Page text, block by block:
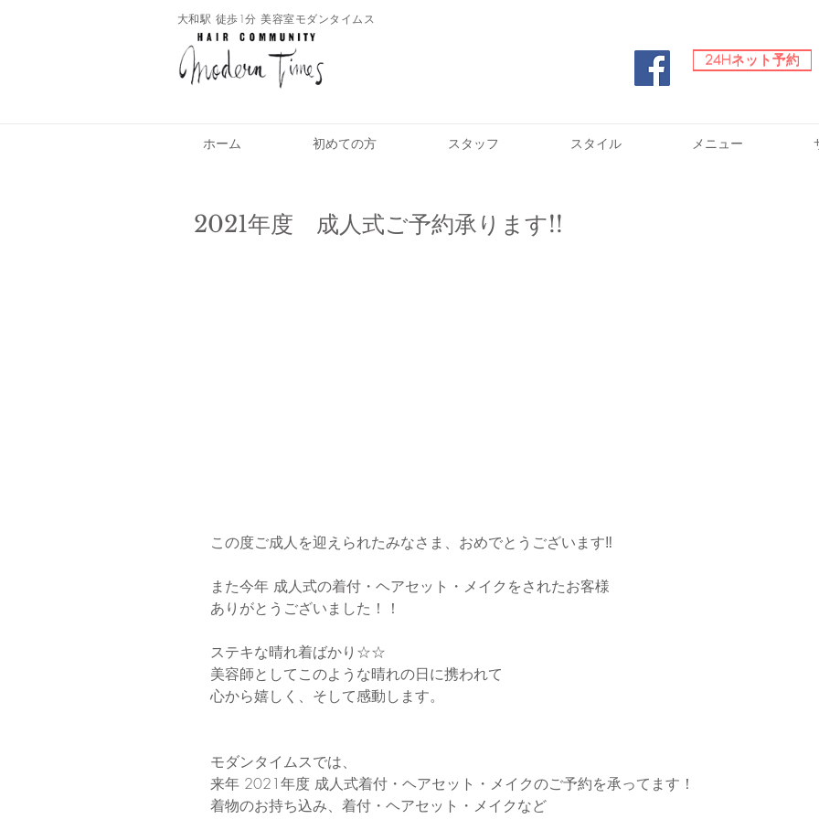
​大和駅 徒歩1分 美容室モダンタイムス
24Hネット予約
24Hネット予約
ホーム 初めての方 スタッフ スタイル メニュー
2021年度 成人式ご予約承ります!!
この度ご成人を迎えられたみなさま、おめでとうございます‼
また今年 成人式の着付・ヘアセット・メイクをされたお客様
ありがとうございました！！
ステキな晴れ着ばかり☆☆
美容師としてこのような晴れの日に携われて
心から嬉しく、そして感動します。
モダンタイムスでは、
来年 2021年度 成人式着付・ヘアセット・メイクのご予約を承ってます！
着物のお持ち込み、着付・ヘアセット・メイクなど